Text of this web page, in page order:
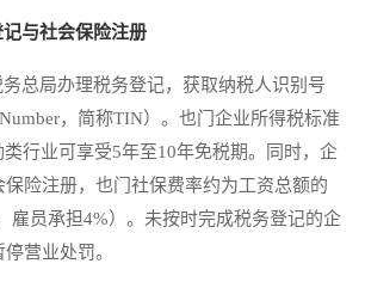
与社会保险注册
局办理税务登记，获取纳税人识别号
Number，简称TIN）。也门企业所得税标准
行业可享受5年至10年免税期。同时，企
险注册，也门社保费率约为工资总额的
雇员承担4%）。未按时完成税务登记的企
营业处罚。